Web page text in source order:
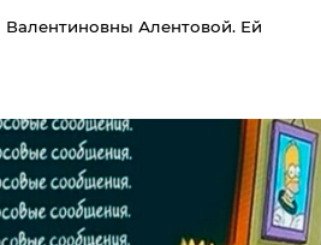
Алентовой. Ей